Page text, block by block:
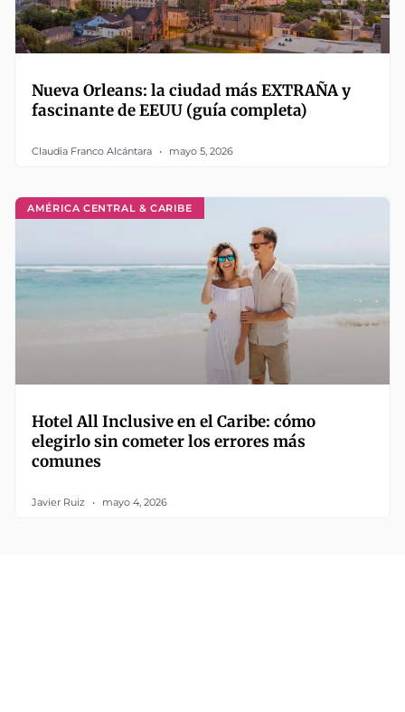
Nueva Orleans: la ciudad más EXTRAÑA y
fascinante de EEUU (guía completa)
Claudia Franco Alcántara mayo 5, 2026
AMÉRICA CENTRAL & CARIBE
Hotel All Inclusive en el Caribe: cómo
elegirlo sin cometer los errores más
comunes
Javier Ruiz mayo 4, 2026